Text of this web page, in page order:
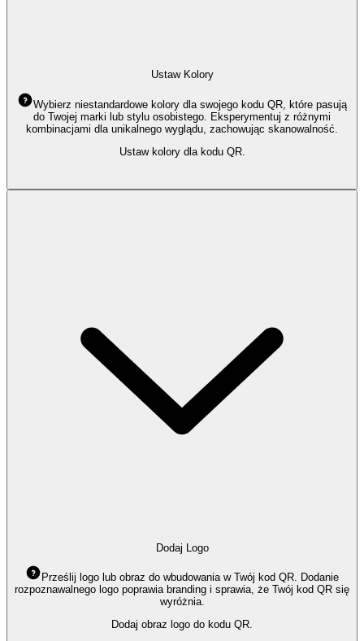
Ustaw Kolory
Wybierz niestandardowe kolory dla swojego kodu QR, które pasują
do Twojej marki lub stylu osobistego. Eksperymentuj z różnymi
kombinacjami dla unikalnego wyglądu, zachowując skanowalność.
Ustaw kolory dla kodu QR.
Dodaj Logo
Prześlij logo lub obraz do wbudowania w Twój kod QR. Dodanie
rozpoznawalnego logo poprawia branding i sprawia, że Twój kod QR się
wyróżnia.
Dodaj obraz logo do kodu QR.